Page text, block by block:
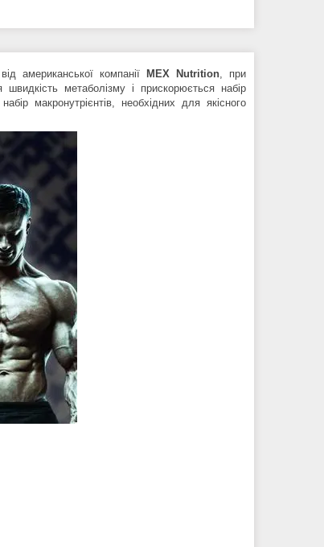
американської компанії MEX Nutrition, при
швидкість метаболізму і прискорюється набір
макронутрієнтів, необхідних для якісного